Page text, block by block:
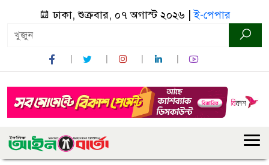
ঢাকা, শুক্রবার, ০৭ অগাস্ট ২০২৬ |ই-পেপার